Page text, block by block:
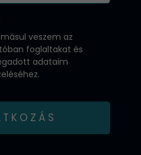
veszem az
foglaltakat és
adataim